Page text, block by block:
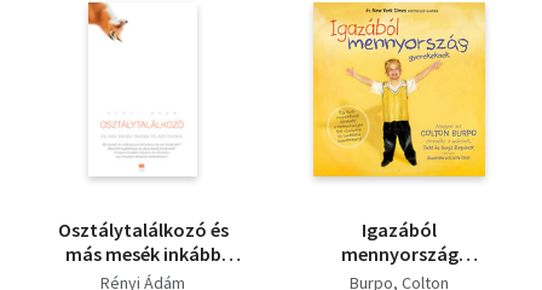
Osztálytalálkozó és
más mesék inkább
felnőtteknek
Rényi Ádám
Igazából
mennyország
gyerekeknek - Egy
Burpo, Colton